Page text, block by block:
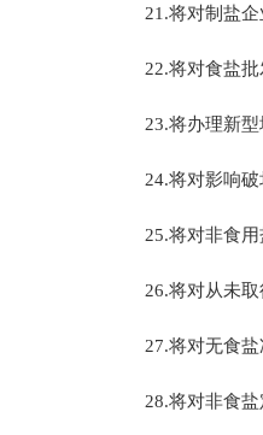
21.将对制盐企
22.将对食盐批
23.将办理新型
24.将对影响破坏
25.将对非食用
26.将对从未取得
27.将对无食盐准
28.将对非食盐